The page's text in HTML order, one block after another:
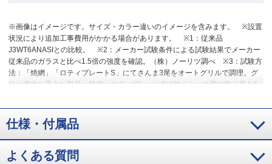
※画像はイメージです。サイズ・カラー違いのイメージを含みます。
※設置
状況により追加工事費用がかかる場合があります。
※1：従来品
J3WT6ANASIとの比較。
※2：メーカー試験条件による試験結果でメーカー
従来品のガラスと比べ1.5倍の強度を確認。（株）ノーリツ調べ
※3：試験方
法：「焼網」「ロティプレートS」にてさんま3尾をオートグリルで調理。グ
リル庫内お手入れ部品（焼網、ロティプレートSは除く）への飛び散り量を5
ートS（焼き魚・標準）。（株）ノーリツ調べ
※4：３口コンログリル付タ
イプにおいて。2024年6月時点。
※5：年間ガス使用量3人家族想定：年間
コンロ部出力1400MJ/年・世帯。1世帯≒1台のコンロ（省エネ性能カタログ
2022年版ガスコンロ・年間の目安燃料使用量より）。燃料単価はLPガス：
5.9円/MJにて算出（LPガス料金はいずれも全国平均）。3口コンログリル付き
仕様・付属品
よくある質問